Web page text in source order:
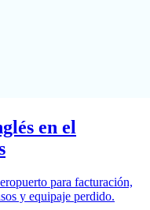
en el
para facturación,
y equipaje perdido.